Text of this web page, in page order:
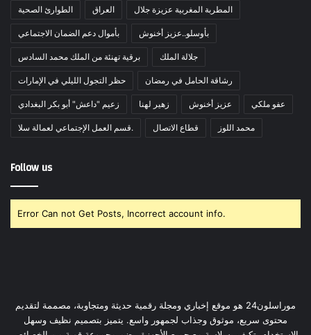
الطوارئ الصحية العراق المطربة المغربية عزيزة جلال
بأموال دعم الضمان الاجتماعي بأوسلو..عزيز أخنوش
برقية تهنئة من الملك محمد السادس جلالة الملك
حظر التجول الليلي في الإمارات رشاقة الحامل في رمضان
زعيم "داعش" أبو بكر البغدادي زهير لهنا عزيز أخنوش عفو ملكي
قسم العمل الإجتماعي لعمالة سلا. قطاع الاتصال محمد اللوز
Follow us
Error Can not Get Posts, Incorrect account info.
موراسلون24 هو موقع إخباري ومجلة رقمية حديثة ومتجاوبة، مصممة لتقديم
محتوى سريع، موثوق وجذاب لجمهور واسع. يتميز بتصميم نظيف وسهل